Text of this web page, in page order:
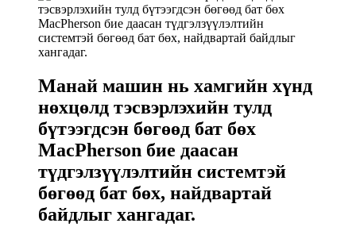
Манай машин нь хамгийн хүнд
нөхцөлд тэсвэрлэхийн тулд
бүтээгдсэн бөгөөд бат бөх
MacPherson бие даасан
түдгэлзүүлэлтийн системтэй
бөгөөд бат бөх, найдвартай
байдлыг хангадаг.